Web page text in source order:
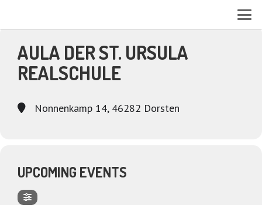
AULA DER ST. URSULA
REALSCHULE
Nonnenkamp 14, 46282 Dorsten
UPCOMING EVENTS